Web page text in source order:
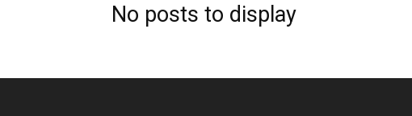
No posts to display